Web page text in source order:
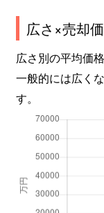
広さ×売却
広さ別の平均価
一般的には広く
す。